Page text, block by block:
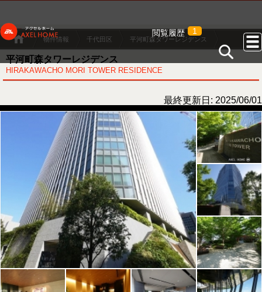
閲覧履歴 1
物件情報 千代田区 平河町森タワーレジデンス
平河町森タワーレジデンス
HIRAKAWACHO MORI TOWER RESIDENCE
最終更新日: 2025/06/01